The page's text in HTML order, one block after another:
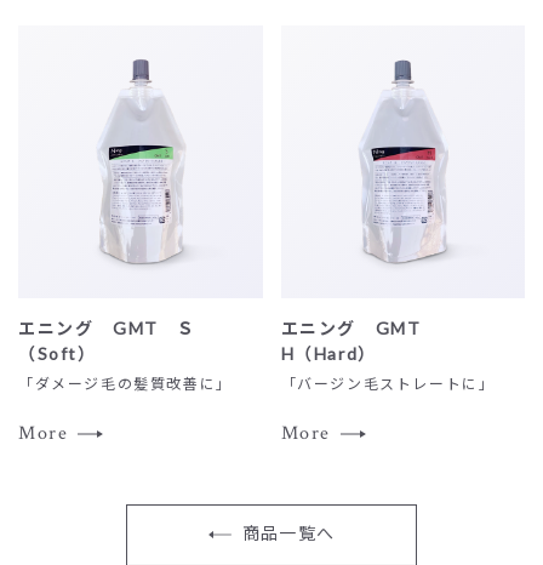
エニング GMT Ｓ
（Soft）
「ダメージ毛の髪質改善に」
More
エニング GMT
H（Hard）
「バージン毛ストレートに」
More
商品一覧へ